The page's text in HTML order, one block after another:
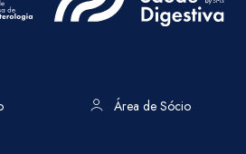
Área de Sócio